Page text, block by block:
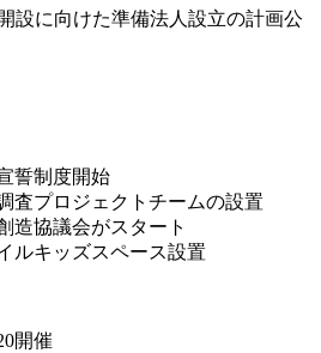
設に向けた準備法人設立の計画公
誓制度開始
査プロジェクトチームの設置
造協議会がスタート
ルキッズスペース設置
開催